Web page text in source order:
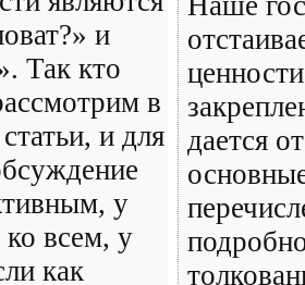
и
Так кто
в
и для
у
всем, у
как
дается